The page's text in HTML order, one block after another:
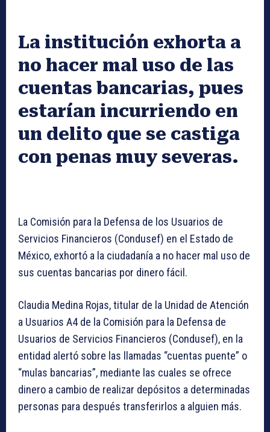
La institución exhorta a
no hacer mal uso de las
cuentas bancarias, pues
estarían incurriendo en
un delito que se castiga
con penas muy severas.
La Comisión para la Defensa de los Usuarios de
Servicios Financieros (Condusef) en el Estado de
México, exhortó a la ciudadanía a no hacer mal uso de
sus cuentas bancarias por dinero fácil.
Claudia Medina Rojas, titular de la Unidad de Atención
a Usuarios A4 de la Comisión para la Defensa de
Usuarios de Servicios Financieros (Condusef), en la
entidad alertó sobre las llamadas “cuentas puente” o
“mulas bancarias”, mediante las cuales se ofrece
dinero a cambio de realizar depósitos a determinadas
personas para después transferirlos a alguien más.